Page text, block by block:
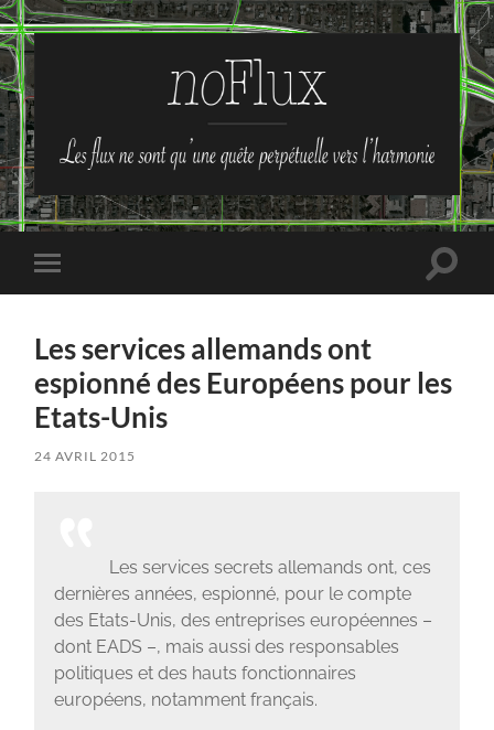
no-
Flux
Toggle
mobile
Toggle
Les services allemands ont
espionné des Européens pour les
Etats-Unis
24 AVRIL 2015
Les services secrets allemands ont, ces
dernières années, espionné, pour le compte
des Etats-Unis, des entreprises européennes –
dont EADS –, mais aussi des responsables
politiques et des hauts fonctionnaires
européens, notamment français.